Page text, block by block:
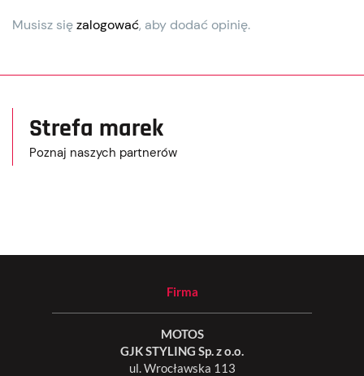
Musisz sięzalogować, aby dodać opinię.
Strefa marek
Poznaj naszych partnerów
Firma
MOTOS
GJK STYLING Sp. z o.o.
ul. Wrocławska 113